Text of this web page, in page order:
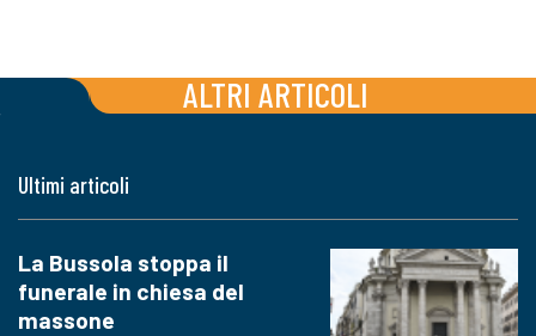
ALTRI ARTICOLI
Ultimi articoli
La Bussola stoppa il
funerale in chiesa del
massone